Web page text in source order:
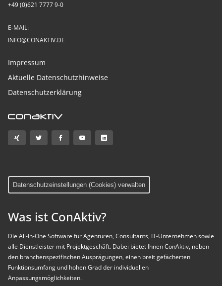
+49 (0)621 7777 9-0
E-MAIL:
INFO@CONAKTIV.DE
Impressum
Aktuelle Datenschutzhinweise
Datenschutzerklärung
Datenschutzeinstellungen (Cookies) verwalten
Was ist ConAktiv?
Die All-In-One Software für Agenturen, Consultants, IT-Unternehmen sowie
alle Dienstleister mit Projektgeschäft. Dabei bietet Ihnen ConAktiv, neben
den branchenspezifischen Ausprägungen, einen breit gefächerten
Funktionsumfang und hohen Grad der individuellen
Anpassungsmöglichkeiten.